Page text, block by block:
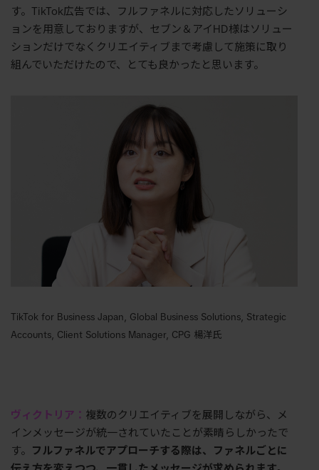
す。TikTok広告では、フルファネルに対応したソリューシ
ョンを用意しておりますが、セブン＆アイHD様はソリュー
ションだけでなくクリエイティブまで考慮して施策に取り
組んでいただけたので、とても良かったと思います。
TikTok for Business Japan, Global Business Solutions, Strategic
Accounts, Client Solutions Manager, CPG 楊洋氏
ヴィクトリア： 複数のクリエイティブを展開しながら、メ
インメッセージが統一されていたことが素晴らしかったで
す。
フルファネルでアプローチする際は、ファネルごとに